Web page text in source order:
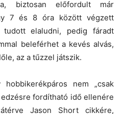
biztosan előfordult már
7 és 8 óra között végzett
elaludni, pedig fáradt
beleférhet a kevés alvás,
az a tűzzel játszik.
nem „csak
fordítható idő ellenére
Jason Short cikkére,